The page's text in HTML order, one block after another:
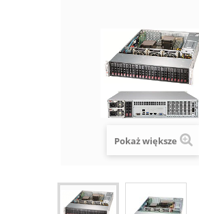
Pokaż większe